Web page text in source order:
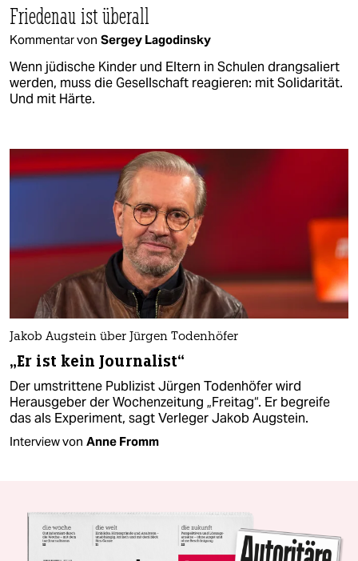
Friedenau ist überall
Kommentar von Sergey Lagodinsky
Wenn jüdische Kinder und Eltern in Schulen drangsaliert
werden, muss die Gesellschaft reagieren: mit Solidarität.
Und mit Härte.
Jakob Augstein über Jürgen Todenhöfer
„Er ist kein Journalist“
Der umstrittene Publizist Jürgen Todenhöfer wird
Herausgeber der Wochenzeitung „Freitag“. Er begreife
das als Experiment, sagt Verleger Jakob Augstein.
Interview von Anne Fromm